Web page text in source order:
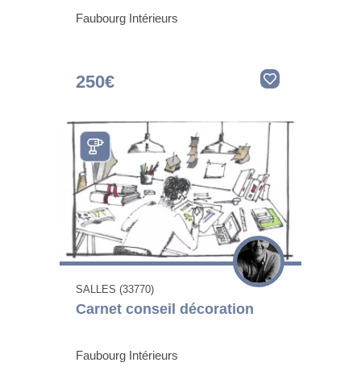
Faubourg Intérieurs
250€
SALLES (33770)
Carnet conseil décoration
Faubourg Intérieurs